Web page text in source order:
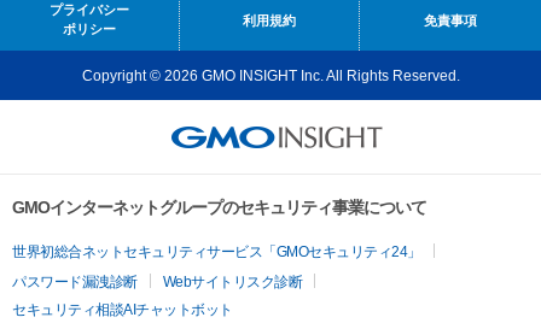
プライバシー
ポリシー
利用規約 免責事項
Copyright © 2026 GMO INSIGHT Inc. All Rights Reserved.
GMOインターネットグループのセキュリティ事業について
世界初総合ネットセキュリティサービス「GMOセキュリティ24」
パスワード漏洩診断
Webサイトリスク診断
セキュリティ相談AIチャットボット